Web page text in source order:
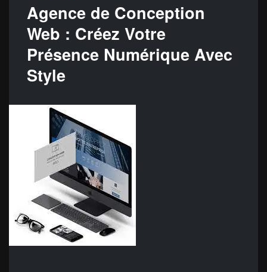
Agence de Conception
Web : Créez Votre
Présence Numérique Avec
Style